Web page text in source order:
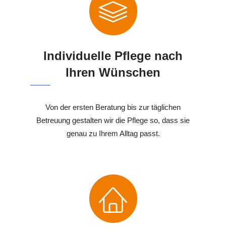
Individuelle Pflege nach
Ihren Wünschen
Von der ersten Beratung bis zur täglichen
Betreuung gestalten wir die Pflege so, dass sie
genau zu Ihrem Alltag passt.